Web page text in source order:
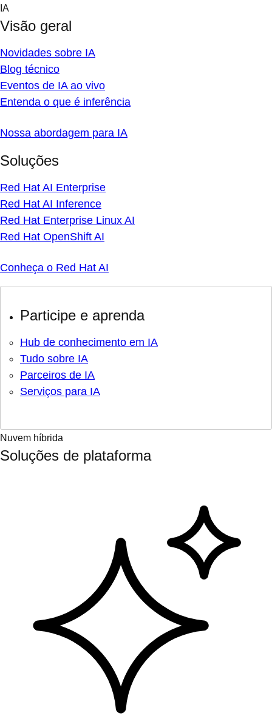
Skip
content
IA
Visão geral
Novidades sobre IA
Blog técnico
Eventos de IA ao vivo
Entenda o que é inferência
Nossa abordagem para IA
Soluções
Red Hat AI Enterprise
Red Hat AI Inference
Red Hat Enterprise Linux AI
Red Hat OpenShift AI
Conheça o Red Hat AI
Participe e aprenda
Hub de conhecimento em IA
Tudo sobre IA
Parceiros de IA
Serviços para IA
Nuvem híbrida
Soluções de plataforma